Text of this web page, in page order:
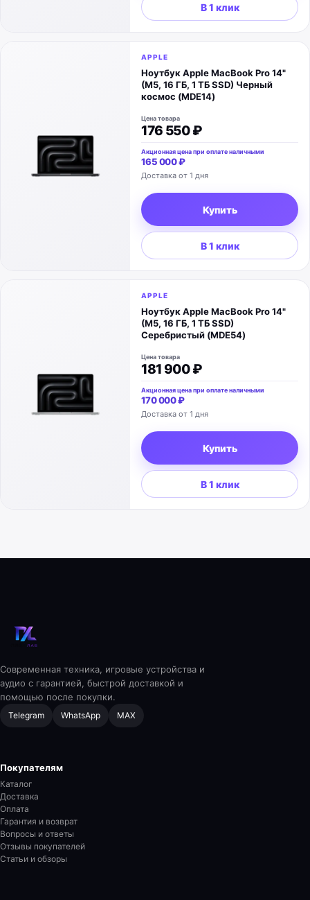
В 1 клик
APPLE
Ноутбук Apple MacBook Pro 14"
(M5, 16 ГБ, 1 ТБ SSD) Черный
космос (MDE14)
Цена товара
176 550 ₽
Акционная цена при оплате наличными
165 000 ₽
Доставка от 1 дня
Купить
В 1 клик
APPLE
Ноутбук Apple MacBook Pro 14"
(M5, 16 ГБ, 1 ТБ SSD)
Серебристый (MDE54)
Цена товара
181 900 ₽
Акционная цена при оплате наличными
170 000 ₽
Доставка от 1 дня
Купить
В 1 клик
Современная техника, игровые устройства и
аудио с гарантией, быстрой доставкой и
помощью после покупки.
Telegram WhatsApp MAX
Покупателям
Каталог
Доставка
Оплата
Гарантия и возврат
Вопросы и ответы
Отзывы покупателей
Статьи и обзоры